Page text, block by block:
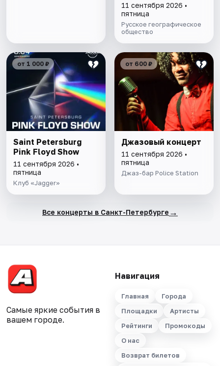
11 сентября 2026 •
пятница
Русское географическое
общество
от 1 000 ₽
Saint Petersburg
Pink Floyd Show
11 сентября 2026 •
пятница
Клуб «Jagger»
от 600 ₽
Джазовый концерт
11 сентября 2026 •
пятница
Джаз-бар Police Station
Все концерты в Санкт-Петербурге →
Самые яркие события в
вашем городе.
Навигация
Главная
Города
Площадки
Артисты
Рейтинги
Промокоды
О нас
Возврат билетов